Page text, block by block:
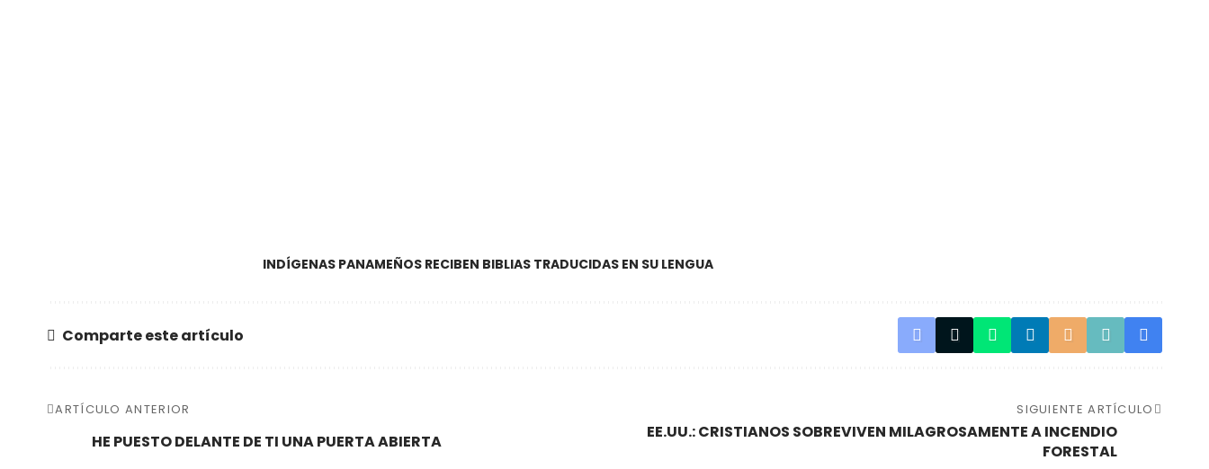
INDÍGENAS PANAMEÑOS RECIBEN BIBLIAS TRADUCIDAS EN SU LENGUA
Comparte este artículo
ARTÍCULO ANTERIOR
HE PUESTO DELANTE DE TI UNA PUERTA ABIERTA
SIGUIENTE ARTÍCULO
EE.UU.: CRISTIANOS SOBREVIVEN MILAGROSAMENTE A INCENDIO
FORESTAL